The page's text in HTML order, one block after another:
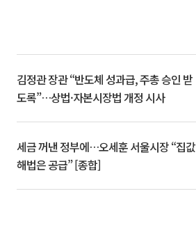
김정관 장관 “반도체 성과급, 주총 승인 받
도록”…상법·자본시장법 개정 시사
세금 꺼낸 정부에…오세훈 서울시장 “집값
해법은 공급” [종합]